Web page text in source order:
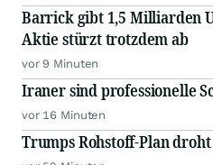
Barrick gibt 1,5 Milliarden
Aktie stürzt trotzdem ab
vor 9 Minuten
Iraner sind professionelle
vor 16 Minuten
Trumps Rohstoff-Plan